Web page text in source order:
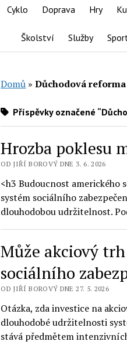
Cyklo Doprava Hry
Školství Služby
Domů »Důchodová reforma
Příspěvky označené
Hrozba poklesu
OD JIŘÍ BOROVÝ DNE 3. 6. 2026
<h3 Budoucnost amerického
systém sociálního
dlouhodobou udržitelnost.
Může akciový
sociálního
OD JIŘÍ BOROVÝ DNE 27. 5. 2026
Otázka, zda investice na
dlouhodobé udržitelnosti
stává předmětem